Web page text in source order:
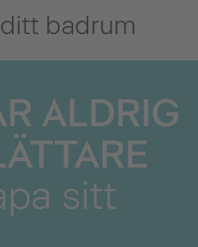
badrum
ALDRIG
sitt